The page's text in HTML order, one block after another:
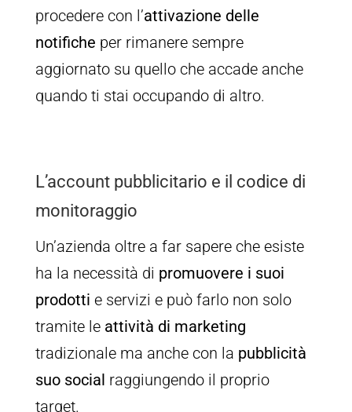
procedere con l’attivazione delle
notifiche per rimanere sempre
aggiornato su quello che accade anche
quando ti stai occupando di altro.
L’account pubblicitario e il codice di
monitoraggio
Un’azienda oltre a far sapere che esiste
ha la necessità di promuovere i suoi
prodotti e servizi e può farlo non solo
tramite le attività di marketing
tradizionale ma anche con la pubblicità
suo social raggiungendo il proprio
target.